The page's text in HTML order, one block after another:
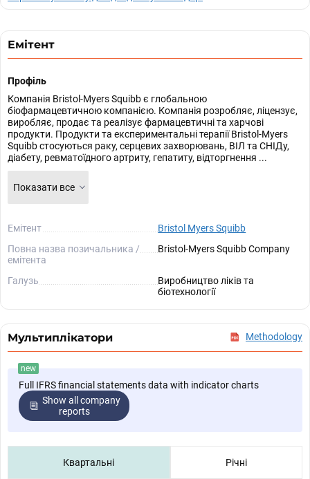
Емітент
Профіль
Компанія Bristol-Myers Squibb є глобальною
біофармацевтичною компанією. Компанія розробляє, ліцензує,
виробляє, продає та реалізує фармацевтичні та харчові
продукти. Продукти та експериментальні терапії Bristol-Myers
Squibb стосуються раку, серцевих захворювань, ВІЛ та СНІДу,
діабету, ревматоїдного артриту, гепатиту, відторгнення ...
Показати все
Емітент
Bristol Myers Squibb
Повна назва позичальника /
емітента
Bristol-Myers Squibb Company
Галузь
Виробництво ліків та
біотехнології
Мультиплікатори Methodology
new
Full IFRS financial statements data with indicator charts
Show all company
reports
Квартальні Річні